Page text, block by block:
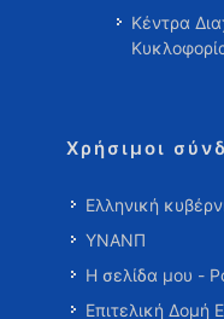
Κέντρα
Χρήσιμοι
Ελληνική
ΥΝΑΝΠ
Η σελίδα μου -
Επιτελική